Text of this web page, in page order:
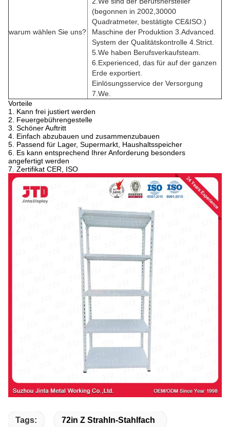
warum wählen Sie uns?
(begonnen in 2002,30000
Quadratmeter, bestätigte CE&ISO.)
Maschine der Produktion 3.Advanced.
System der Qualitätskontrolle 4.Strict.
5.We haben Berufsverkaufsteam.
6.Experienced, das für auf der ganzen
Erde exportiert.
Einlösungsservice der Versorgung
7.We.
Vorteile
1. Kann frei justiert werden
2. Feuergebührengestelle
3. Schöner Auftritt
4. Einfach abzubauen und zusammenzubauen
5. Passend für Lager, Supermarkt, Haushaltsspeicher
6. Es kann entsprechend Ihrer Anforderung besonders
angefertigt werden
7. Zertifikat CER, ISO
Tags: 72in Z Strahln-Stahlfach